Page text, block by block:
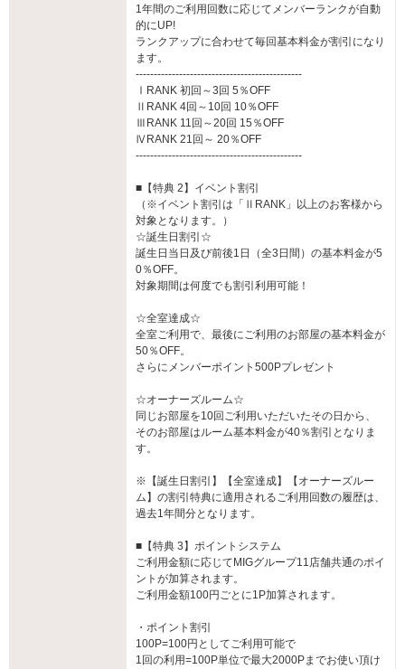
1年間のご利用回数に応じてメンバーランクが自動
的にUP!
ランクアップに合わせて毎回基本料金が割引になり
ます。
----------------------------------------------
ⅠRANK 初回～3回 5％OFF
ⅡRANK 4回～10回 10％OFF
ⅢRANK 11回～20回 15％OFF
ⅣRANK 21回～ 20％OFF
----------------------------------------------
■【特典 2】イベント割引
（※イベント割引は「ⅡRANK」以上のお客様から
対象となります。）
☆誕生日割引☆
誕生日当日及び前後1日（全3日間）の基本料金が5
0％OFF。
対象期間は何度でも割引利用可能！
☆全室達成☆
全室ご利用で、最後にご利用のお部屋の基本料金が
50％OFF。
さらにメンバーポイント500Pプレゼント
☆オーナーズルーム☆
同じお部屋を10回ご利用いただいたその日から、
そのお部屋はルーム基本料金が40％割引となりま
す。
※【誕生日割引】【全室達成】【オーナーズルー
ム】の割引特典に適用されるご利用回数の履歴は、
過去1年間分となります。
■【特典 3】ポイントシステム
ご利用金額に応じてMIGグループ11店舗共通のポイ
ントが加算されます。
ご利用金額100円ごとに1P加算されます。
・ポイント割引
100P=100円としてご利用可能で
1回の利用=100P単位で最大2000Pまでお使い頂け